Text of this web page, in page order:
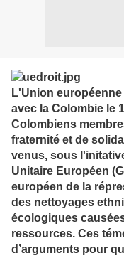
L'Union
avec la Colombie le
Colombiens
fraternité et de
venus, sous
Unitaire Européen
européen de la
des nettoyages
écologiques
ressources. Ces
d’arguments pour